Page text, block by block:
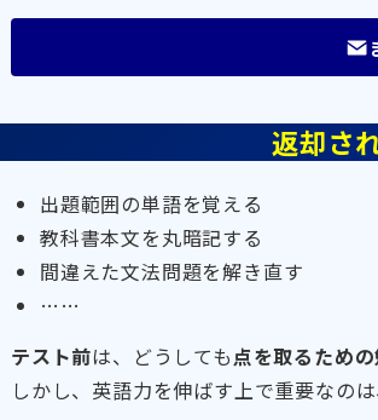
返却さ
出題範囲の単語を覚える
教科書本文を丸暗記する
間違えた文法問題を解き直す
……
テスト前は、どうしても点を取るため
しかし、英語力を伸ばす上で重要なの